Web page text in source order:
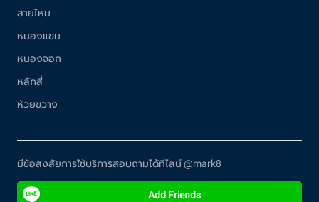
สายไหม
หนองแขม
หนองจอก
หลักสี่
ห้วยขวาง
มีข้อสงสัยการใช้บริการสอบถามได้ที่ไลน์ @mark8
Add Friends